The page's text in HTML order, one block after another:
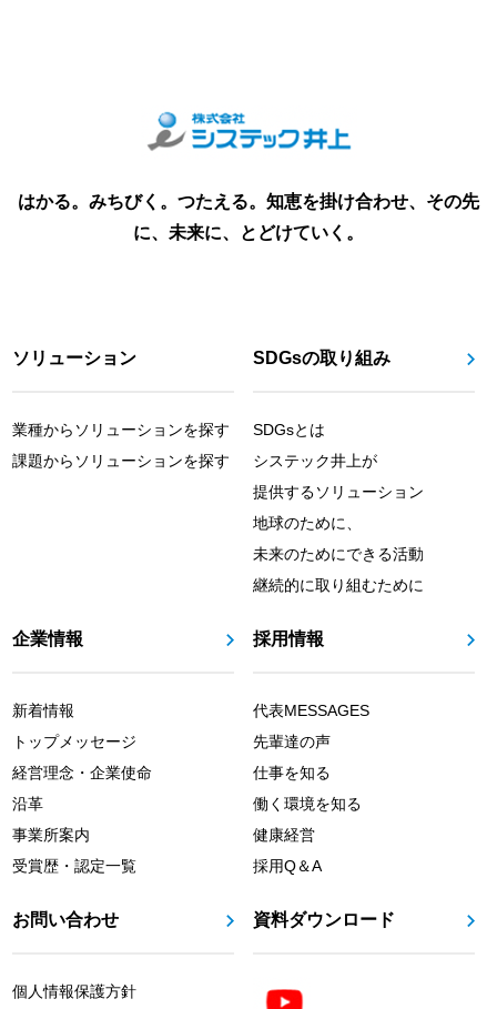
はかる。みちびく。つたえる。知恵を掛け合わせ、その先
に、未来に、とどけていく。
ソリューション
業種からソリューションを探す
課題からソリューションを探す
SDGsの取り組み
SDGsとは
システック井上が
提供するソリューション
地球のために、
未来のためにできる活動
継続的に取り組むために
企業情報
新着情報
トップメッセージ
経営理念・企業使命
沿革
事業所案内
受賞歴・認定一覧
採用情報
代表MESSAGES
先輩達の声
仕事を知る
働く環境を知る
健康経営
採用Q＆A
お問い合わせ
個人情報保護方針
資料ダウンロード